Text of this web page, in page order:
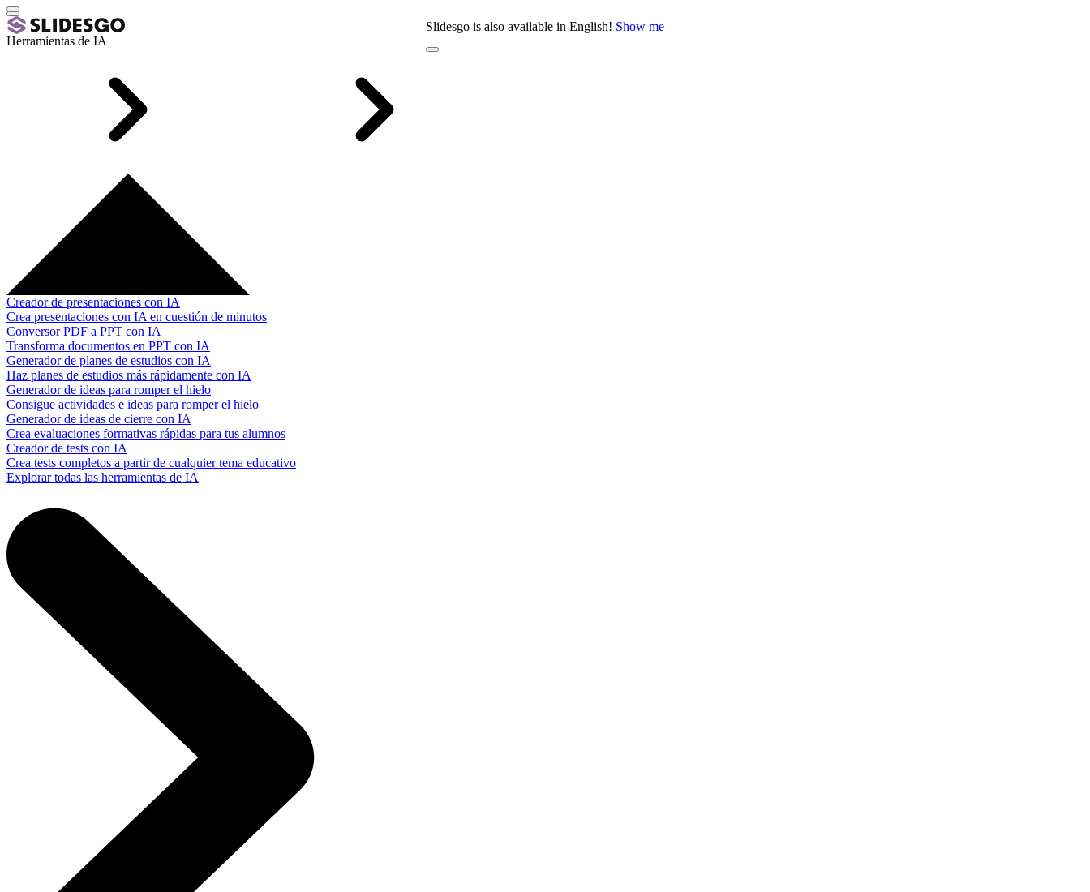
Slidesgo is also available in English! Show me
Herramientas de IA
Creador de presentaciones con IA
Crea presentaciones con IA en cuestión de minutos
Conversor PDF a PPT con IA
Transforma documentos en PPT con IA
Generador de planes de estudios con IA
Haz planes de estudios más rápidamente con IA
Generador de ideas para romper el hielo
Consigue actividades e ideas para romper el hielo
Generador de ideas de cierre con IA
Crea evaluaciones formativas rápidas para tus alumnos
Creador de tests con IA
Crea tests completos a partir de cualquier tema educativo
Explorar todas las herramientas de IA